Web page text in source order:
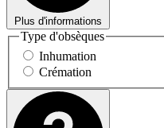
Plus d'informations
Type d'obsèques
Inhumation
Crémation